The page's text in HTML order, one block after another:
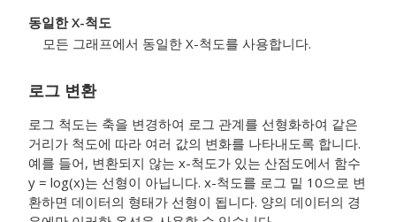
동일한 X-척도
모든 그래프에서 동일한 X-척도를 사용합니다.
로그 변환
로그 척도는 축을 변경하여 로그 관계를 선형화하여 같은
거리가 척도에 따라 여러 값의 변화를 나타내도록 합니다.
예를 들어, 변환되지 않는 x-척도가 있는 산점도에서 함수
y = log(x)는 선형이 아닙니다. x-척도를 로그 밑 10으로 변
환하면 데이터의 형태가 선형이 됩니다. 양의 데이터의 경